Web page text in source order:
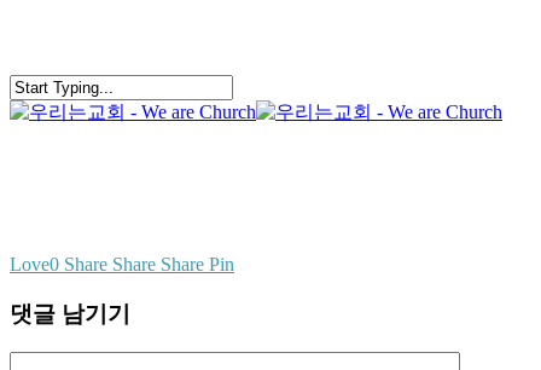
content
Love0 Share Share Share Pin
댓글 남기기